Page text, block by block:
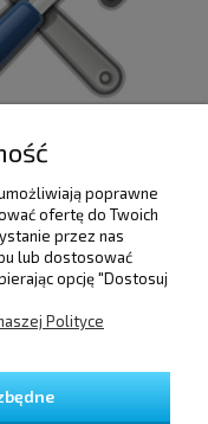
poprawne
ofertę do Twoich
przez nas
lub dostosować
opcję "Dostosuj
Polityce